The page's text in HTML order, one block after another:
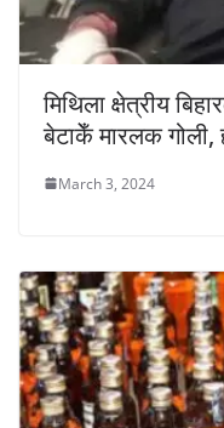
मिथिला क्षेत्रीय
बेटाकेँ मारलक
March 3, 2024